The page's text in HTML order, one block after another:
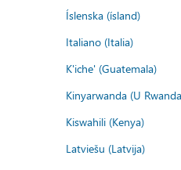
Íslenska (ísland)
Italiano (Italia)
K'iche' (Guatemala)
Kinyarwanda (U
Kiswahili (Kenya)
Latviešu (Latvija)